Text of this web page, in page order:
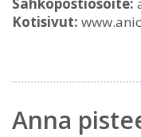
Kotisivut:
Anna